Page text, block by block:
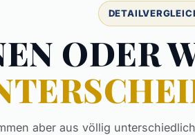
ODER
aber aus völlig